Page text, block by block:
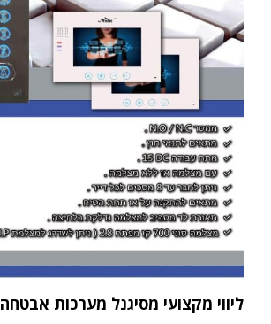
ליווי מקצועי מסיגנל מערכות אבטחה